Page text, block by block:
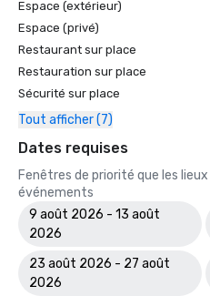
Espace (extérieur)
Espace (privé)
Restaurant sur place
Restauration sur place
Sécurité sur place
Tout afficher (7)
Dates requises
Fenêtres de priorité que les
événements
9 août 2026 - 13 août
2026
23 août 2026 - 27 août
2026